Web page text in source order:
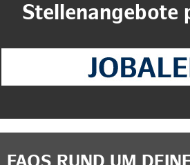
Stellenangebote